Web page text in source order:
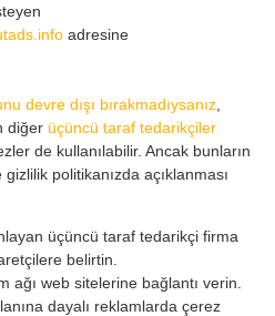
adresine
devre dışı bırakmadıysanız
diğer üçüncü taraf tedarikçiler
de kullanılabilir. Ancak bunların
politikanızda açıklanması
üçüncü taraf tedarikçi firma
belirtin.
ağı web sitelerine bağlantı verin.
dayalı reklamlarda çerez